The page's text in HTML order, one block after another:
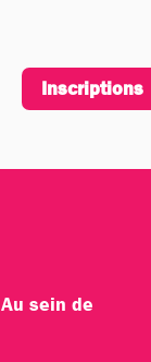
Inscription
Inscriptions
Au sein de